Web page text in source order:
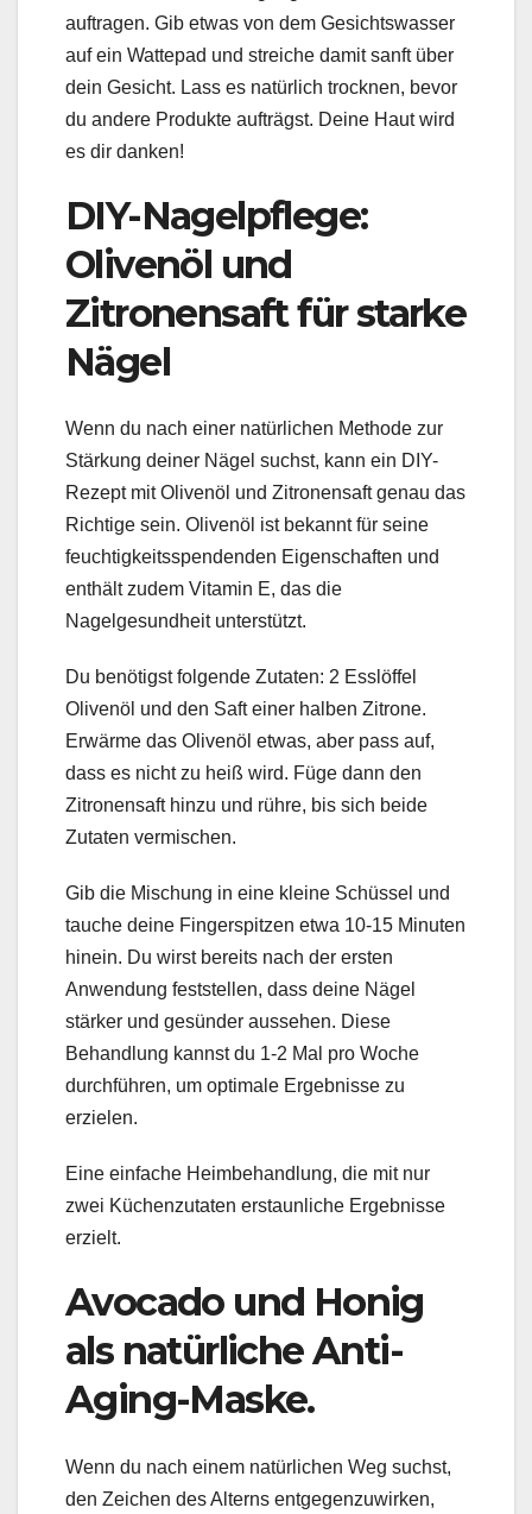
auftragen. Gib etwas von dem Gesichtswasser
auf ein Wattepad und streiche damit sanft über
dein Gesicht. Lass es natürlich trocknen, bevor
du andere Produkte aufträgst. Deine Haut wird
es dir danken!
DIY-Nagelpflege:
Olivenöl und
Zitronensaft für starke
Nägel
Wenn du nach einer natürlichen Methode zur
Stärkung deiner Nägel suchst, kann ein DIY-
Rezept mit Olivenöl und Zitronensaft genau das
Richtige sein. Olivenöl ist bekannt für seine
feuchtigkeitsspendenden Eigenschaften und
enthält zudem Vitamin E, das die
Nagelgesundheit unterstützt.
Du benötigst folgende Zutaten: 2 Esslöffel
Olivenöl und den Saft einer halben Zitrone.
Erwärme das Olivenöl etwas, aber pass auf,
dass es nicht zu heiß wird. Füge dann den
Zitronensaft hinzu und rühre, bis sich beide
Zutaten vermischen.
Gib die Mischung in eine kleine Schüssel und
tauche deine Fingerspitzen etwa 10-15 Minuten
hinein. Du wirst bereits nach der ersten
Anwendung feststellen, dass deine Nägel
stärker und gesünder aussehen. Diese
Behandlung kannst du 1-2 Mal pro Woche
durchführen, um optimale Ergebnisse zu
erzielen.
Eine einfache Heimbehandlung, die mit nur
zwei Küchenzutaten erstaunliche Ergebnisse
erzielt.
Avocado und Honig
als natürliche Anti-
Aging-Maske.
Wenn du nach einem natürlichen Weg suchst,
den Zeichen des Alterns entgegenzuwirken,